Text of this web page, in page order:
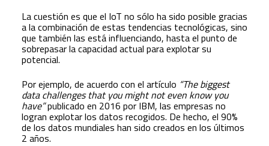
La cuestión es que el IoT no sólo ha sido posible gracias
a la combinación de estas tendencias tecnológicas, sino
que también las está influenciando, hasta el punto de
sobrepasar la capacidad actual para explotar su
potencial.
Por ejemplo, de acuerdo con el artículo “The biggest
data challenges that you might not even know you
have”publicado en 2016 por IBM, las empresas no
logran explotar los datos recogidos. De hecho, el 90%
de los datos mundiales han sido creados en los últimos
2 años.